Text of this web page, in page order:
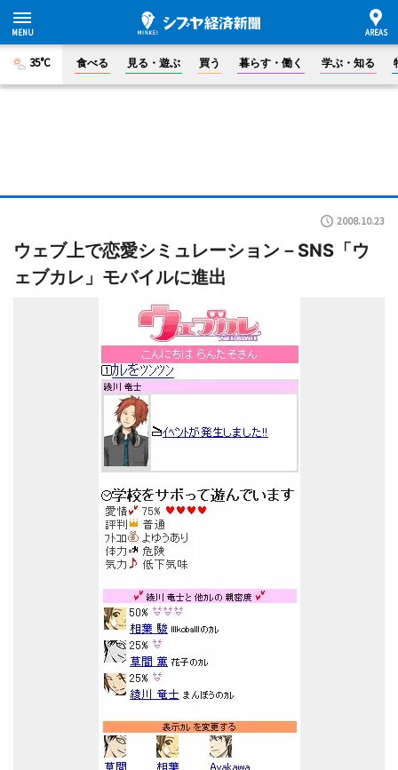
35°C 食べる 見る・遊ぶ 買う 暮らす・働く 学ぶ・知る
2008.10.23
ウェブ上で恋愛シミュレーション－SNS「ウ
ェブカレ」モバイルに進出